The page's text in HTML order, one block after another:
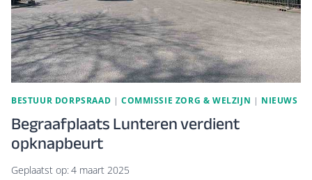
BESTUUR DORPSRAAD | COMMISSIE ZORG & WELZIJN | NIEUWS
Begraafplaats Lunteren verdient
opknapbeurt
Geplaatst op:4 maart 2025